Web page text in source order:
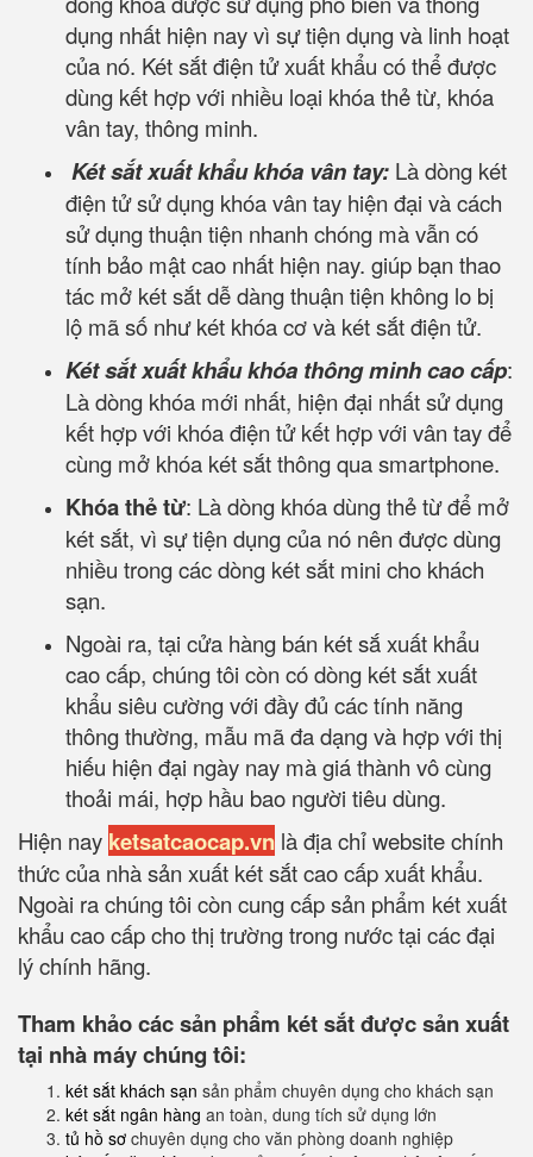
dụng nhất hiện nay vì sự tiện dụng và linh hoạt
của nó. Két sắt điện tử xuất khẩu có thể được
dùng kết hợp với nhiều loại khóa thẻ từ, khóa
vân tay, thông minh.
Két sắt xuất khẩu khóa vân tay: Là dòng két
điện tử sử dụng khóa vân tay hiện đại và cách
sử dụng thuận tiện nhanh chóng mà vẫn có
tính bảo mật cao nhất hiện nay. giúp bạn thao
tác mở két sắt dễ dàng thuận tiện không lo bị
lộ mã số như két khóa cơ và két sắt điện tử.
Két sắt xuất khẩu khóa thông minh cao cấp:
Là dòng khóa mới nhất, hiện đại nhất sử dụng
kết hợp với khóa điện tử kết hợp với vân tay để
cùng mở khóa két sắt thông qua smartphone.
Khóa thẻ từ: Là dòng khóa dùng thẻ từ để mở
két sắt, vì sự tiện dụng của nó nên được dùng
nhiều trong các dòng két sắt mini cho khách
sạn.
Ngoài ra, tại cửa hàng bán két sắ xuất khẩu
cao cấp, chúng tôi còn có dòng két sắt xuất
khẩu siêu cường với đầy đủ các tính năng
thông thường, mẫu mã đa dạng và hợp với thị
hiếu hiện đại ngày nay mà giá thành vô cùng
thoải mái, hợp hầu bao người tiêu dùng.
Hiện nay ketsatcaocap.vn là địa chỉ website chính
thức của nhà sản xuất két sắt cao cấp xuất khẩu.
Ngoài ra chúng tôi còn cung cấp sản phẩm két xuất
khẩu cao cấp cho thị trường trong nước tại các đại
lý chính hãng.
Tham khảo các sản phẩm két sắt được sản xuất
tại nhà máy chúng tôi:
két sắt khách sạn sản phẩm chuyên dụng cho khách sạn
két sắt ngân hàng an toàn, dung tích sử dụng lớn
tủ hồ sơ chuyên dụng cho văn phòng doanh nghiệp